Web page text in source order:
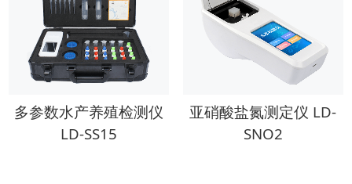
多参数水产养殖检测仪
LD-SS15
亚硝酸盐氮测定仪 LD-
SNO2